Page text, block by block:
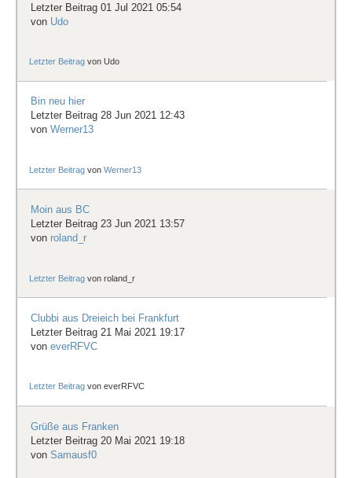
Letzter Beitrag 01 Jul 2021 05:54
von Udo
Letzter Beitrag vonUdo
Bin neu hier
Letzter Beitrag 28 Jun 2021 12:43
von Werner13
Letzter Beitrag vonWerner13
Moin aus BC
Letzter Beitrag 23 Jun 2021 13:57
von roland_r
Letzter Beitrag vonroland_r
Clubbi aus Dreieich bei Frankfurt
Letzter Beitrag 21 Mai 2021 19:17
von everRFVC
Letzter Beitrag voneverRFVC
Grüße aus Franken
Letzter Beitrag 20 Mai 2021 19:18
von Samausf0